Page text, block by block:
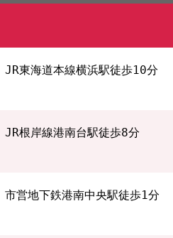
JR東海道本線横浜駅徒歩10分
JR根岸線港南台駅徒歩8分
市営地下鉄港南中央駅徒歩1分